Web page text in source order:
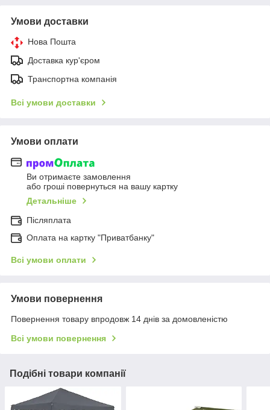
Умови доставки
Нова Пошта
Доставка кур'єром
Транспортна компанія
Всі умови доставки
Умови оплати
Ви отримаєте замовлення
або гроші повернуться на вашу картку
Детальніше
Післяплата
Оплата на картку "Приватбанку"
Всі умови оплати
Умови повернення
Повернення товару впродовж 14 днів за домовленістю
Всі умови повернення
Подібні товари компанії